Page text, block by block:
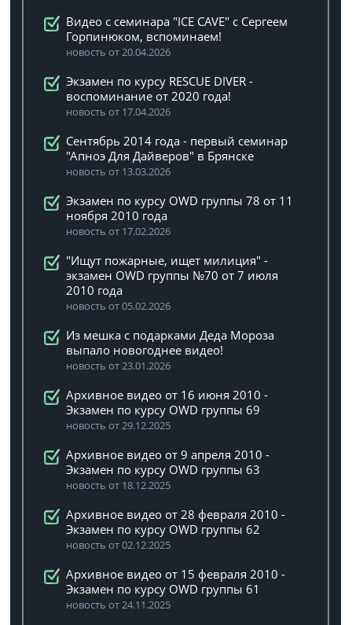
Видео с семинара "ICE CAVE" с Сергеем
Горпинюком, вспоминаем!
новость от 20.04.2026
Экзамен по курсу RESCUE DIVER -
воспоминание от 2020 года!
новость от 17.04.2026
Сентябрь 2014 года - первый семинар
"Апноэ Для Дайверов" в Брянске
новость от 13.03.2026
Экзамен по курсу OWD группы 78 от 11
ноября 2010 года
новость от 17.02.2026
"Ищут пожарные, ищет милиция" -
экзамен OWD группы №70 от 7 июля
2010 года
новость от 05.02.2026
Из мешка с подарками Деда Мороза
выпало новогоднее видео!
новость от 23.01.2026
Архивное видео от 16 июня 2010 -
Экзамен по курсу OWD группы 69
новость от 29.12.2025
Архивное видео от 9 апреля 2010 -
Экзамен по курсу OWD группы 63
новость от 18.12.2025
Архивное видео от 28 февраля 2010 -
Экзамен по курсу OWD группы 62
новость от 02.12.2025
Архивное видео от 15 февраля 2010 -
Экзамен по курсу OWD группы 61
новость от 24.11.2025